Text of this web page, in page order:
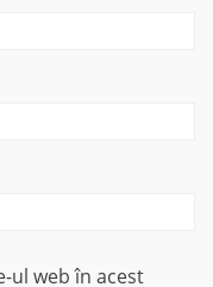
ul web în acest